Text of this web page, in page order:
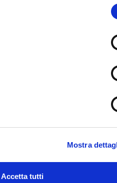
Mostra
Accetta tutti